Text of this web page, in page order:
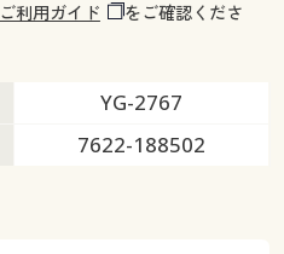
ご利用ガイド
をご確認くださ
YG-2767
7622-188502